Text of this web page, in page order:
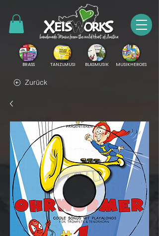
BRASS TANZLMUSI BLASMUSIK MUSIKHEROES
Zurück